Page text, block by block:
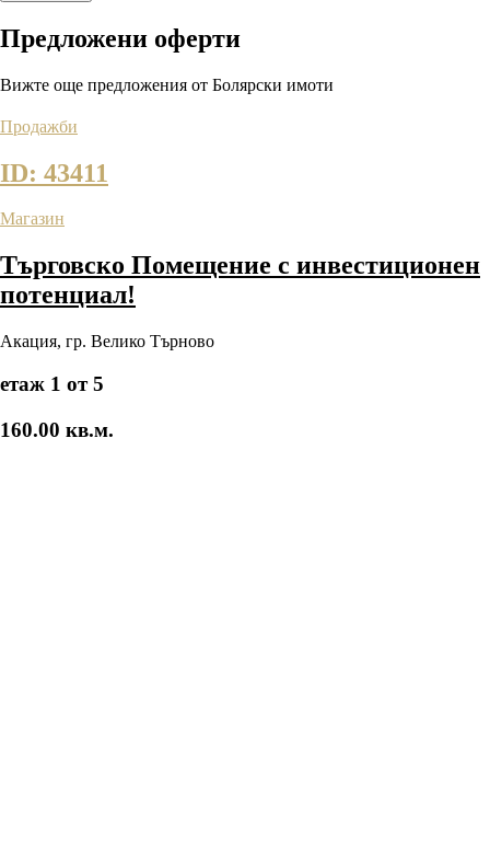
Предложени оферти
Вижте още предложения от Болярски имоти
Продажби
ID: 43411
Магазин
Търговско Помещение с инвестиционен
потенциал!
Акация, гр. Велико Търново
етаж 1 от 5
160.00 кв.м.